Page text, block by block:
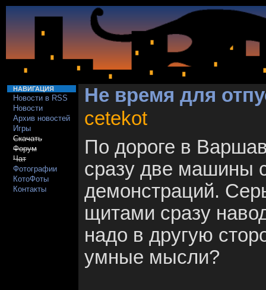
НАВИГАЦИЯ
Новости в RSS
Новости
Архив новостей
Игры
Скачать
Форум
Чат
Фотографии
КотоФоты
Контакты
Не время для
cetekot
По дороге в
сразу две машины
демонстраций.
щитами сразу
надо в другую
умные мысли?